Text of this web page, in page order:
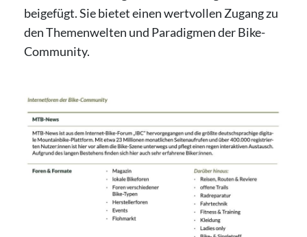
beigefügt. Sie bietet einen wertvollen Zugang zu
den Themenwelten und Paradigmen der Bike-
Community.